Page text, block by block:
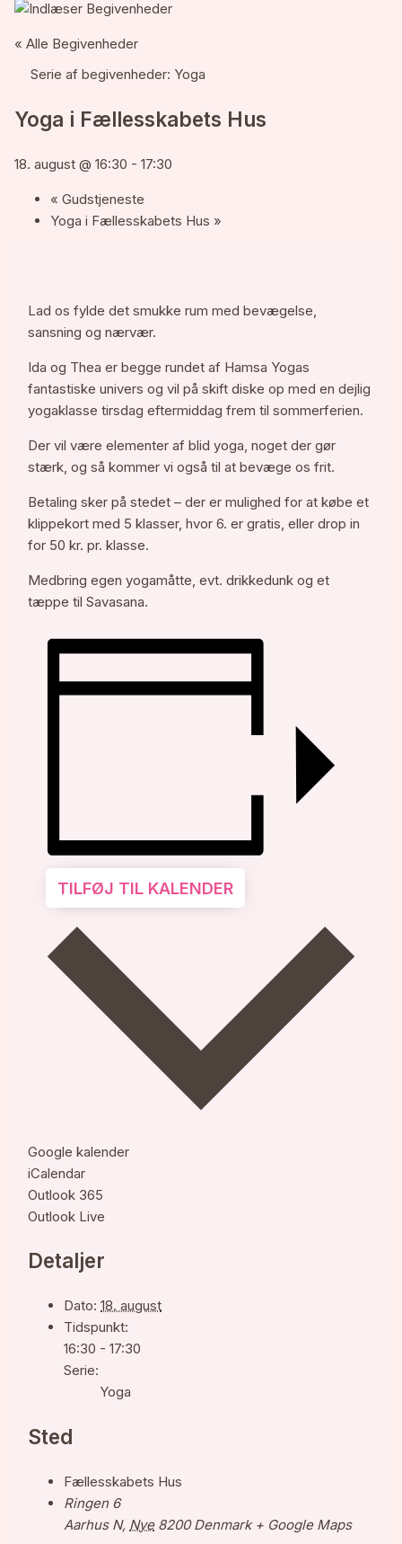
« Alle Begivenheder
Serie af begivenheder: Yoga
Yoga i Fællesskabets Hus
18. august @ 16:30 -17:30
« Gudstjeneste
Yoga i Fællesskabets Hus »
Lad os fylde det smukke rum med bevægelse,
sansning og nærvær.
Ida og Thea er begge rundet af Hamsa Yogas
fantastiske univers og vil på skift diske op med en dejlig
yogaklasse tirsdag eftermiddag frem til sommerferien.
Der vil være elementer af blid yoga, noget der gør
stærk, og så kommer vi også til at bevæge os frit.
Betaling sker på stedet – der er mulighed for at købe et
klippekort med 5 klasser, hvor 6. er gratis, eller drop in
for 50 kr. pr. klasse.
Medbring egen yogamåtte, evt. drikkedunk og et
tæppe til Savasana.
TILFØJ TIL KALENDER
Google kalender
iCalendar
Outlook 365
Outlook Live
Detaljer
Dato: 18. august
Tidspunkt:
16:30 - 17:30
Serie:
Yoga
Sted
Fællesskabets Hus
Ringen 6
Aarhus N, Nye 8200 Denmark + Google Maps